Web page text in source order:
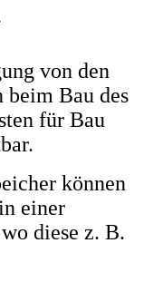
von den
beim Bau des
für Bau
können
einer
diese z. B.